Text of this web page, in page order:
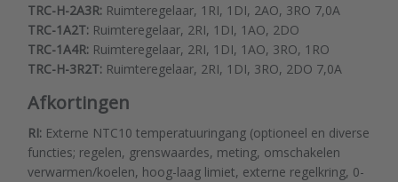
TRC-H-2A3R: Ruimteregelaar, 1RI, 1DI, 2AO, 3RO 7,0A
TRC-1A2T: Ruimteregelaar, 2RI, 1DI, 1AO, 2DO
TRC-1A4R: Ruimteregelaar, 2RI, 1DI, 1AO, 3RO, 1RO
TRC-H-3R2T: Ruimteregelaar, 2RI, 1DI, 3RO, 2DO 7,0A
Afkortingen
RI: Externe NTC10 temperatuuringang (optioneel en diverse
functies; regelen, grenswaardes, meting, omschakelen
verwarmen/koelen, hoog-laag limiet, externe regelkring, 0-